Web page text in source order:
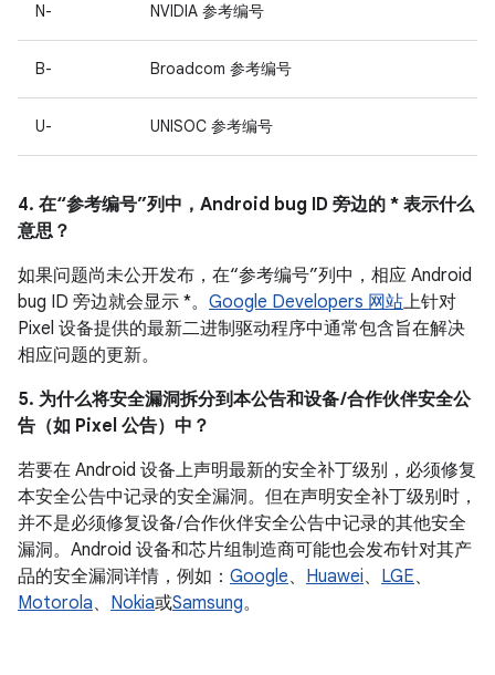
N- NVIDIA 参考编号
B- Broadcom 参考编号
U- UNISOC 参考编号
4. 在“参考编号”列中，Android bug ID 旁边的 * 表示什么
意思？
如果问题尚未公开发布，在“参考编号”列中，相应 Android
bug ID 旁边就会显示 *。 Google Developers 网站上针对
Pixel 设备提供的最新二进制驱动程序中通常包含旨在解决
相应问题的更新。
5. 为什么将安全漏洞拆分到本公告和设备 /合作伙伴安全公
告（如 Pixel 公告）中？
若要在 Android 设备上声明最新的安全补丁级别，必须修复
本安全公告中记录的安全漏洞。但在声明安全补丁级别时，
并不是必须修复设备/ 合作伙伴安全公告中记录的其他安全
漏洞。Android 设备和芯片组制造商可能也会发布针对其产
品的安全漏洞详情，例如： Google、 Huawei、 LGE、
Motorola、 Nokia或Samsung。